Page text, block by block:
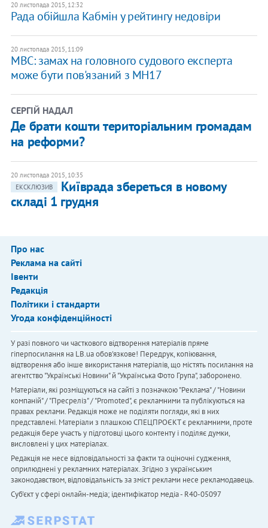
20 листопада 2015, 12:32
Рада обійшла Кабмін у рейтингу недовіри
20 листопада 2015, 11:09
МВС: замах на головного судового експерта
може бути пов'язаний з MH17
СЕРГІЙ НАДАЛ
Де брати кошти територіальним громадам
на реформи?
20 листопада 2015, 10:35
ЕКСКЛЮЗИВ
Київрада збереться в новому
складі 1 грудня
Про нас
Реклама на сайті
Івенти
Редакція
Політики і стандарти
Угода конфіденційності
У разі повного чи часткового відтворення матеріалів пряме
гіперпосилання на LB.ua обов'язкове! Передрук, копіювання,
відтворення або інше використання матеріалів, що містять посилання на
агентство "Українськi Новини" й "Українська Фото Група", заборонено.
Матеріали, які розміщуються на сайті з позначкою "Реклама" / "Новини
компаній" / "Пресреліз" / "Promoted", є рекламними та публікуються на
правах реклами. Редакція може не поділяти погляди, які в них
представлені. Матеріали з плашкою СПЕЦПРОЄКТ є рекламними, проте
редакція бере участь у підготовці цього контенту і поділяє думки,
висловлені у цих матеріалах.
Редакція не несе відповідальності за факти та оціночні судження,
оприлюднені у рекламних матеріалах. Згідно з українським
законодавством, відповідальність за зміст реклами несе рекламодавець.
Cуб'єкт у сфері онлайн-медіа; ідентифікатор медіа - R40-05097